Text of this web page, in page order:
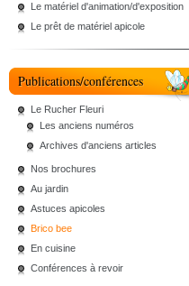
Le matériel d'animation/d'exposition
Le prêt de matériel apicole
Publications/conférences
Le Rucher Fleuri
Les anciens numéros
Archives d'anciens articles
Nos brochures
Au jardin
Astuces apicoles
Brico bee
En cuisine
Conférences à revoir